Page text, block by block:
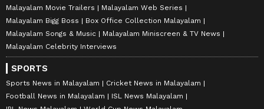
Malayalam Movie Trailers
Malayalam Web Series
Malayalam Bigg Boss
Box Office Collection Malayalam
Malayalam Songs & Music
Malayalam Miniscreen & TV News
Malayalam Celebrity Interviews
SPORTS
Sports News in Malayalam
Cricket News in Malayalam
Football News in Malayalam
ISL News Malayalam